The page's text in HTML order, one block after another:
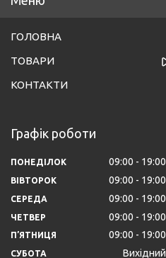
ГОЛОВНА
ТОВАРИ
КОНТАКТИ
Графік роботи
ПОНЕДІЛОК 09:00 19:00
ВІВТОРОК 09:00 19:00
СЕРЕДА 09:00 19:00
ЧЕТВЕР 09:00 19:00
ПʼЯТНИЦЯ 09:00 19:00
СУБОТА Вихідний